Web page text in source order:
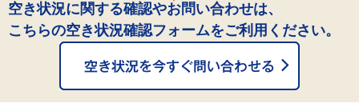
空き状況に関する確認やお問い合わせは、
こちらの空き状況確認フォームをご利用ください。